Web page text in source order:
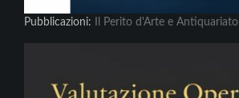
Pubblicazioni: Il Perito d'Arte e Antiquariato